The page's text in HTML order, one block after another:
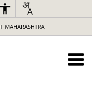
MAHARASHTRA